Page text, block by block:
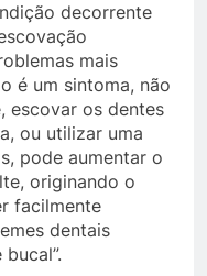
decorrente
mais
é um sintoma, não
escovar os dentes
ou utilizar uma
pode aumentar o
originando o
facilmente
dentais